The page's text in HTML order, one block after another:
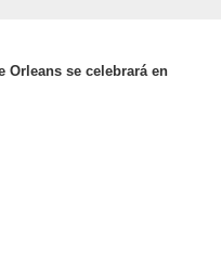
Orleans se celebrará en